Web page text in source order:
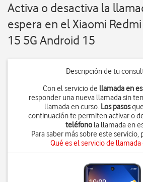
Activa o desactiva la
espera en el Xiaomi
15 5G Android 15
Descripción de tu
Con el servicio de llamada en
responder una nueva llamada sin
llamada en curso. Los pasos
continuación te permiten activar o
teléfono la llamada en
Para saber más sobre este
Qué es el servicio de